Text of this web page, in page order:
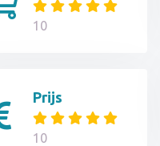
10
Prijs
10